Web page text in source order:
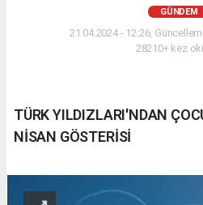
GÜNDEM
21.04.2024 - 12:26,
28210+ kez
TÜRK YILDIZLARI'NDAN
NİSAN GÖSTERİSİ